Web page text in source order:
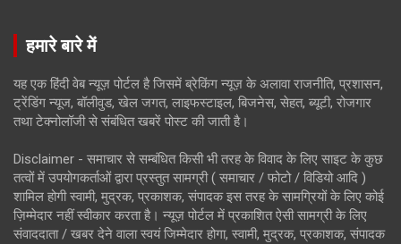
हमारे बारे में
यह एक हिंदी वेब न्यूज़ पोर्टल है जिसमें ब्रेकिंग न्यूज़ के अलावा राजनीति, प्रशासन,
ट्रेंडिंग न्यूज, बॉलीवुड, खेल जगत, लाइफस्टाइल, बिजनेस, सेहत, ब्यूटी, रोजगार
तथा टेक्नोलॉजी से संबंधित खबरें पोस्ट की जाती है।
Disclaimer - समाचार से सम्बंधित किसी भी तरह के विवाद के लिए साइट के कुछ
तत्वों में उपयोगकर्ताओं द्वारा प्रस्तुत सामग्री ( समाचार / फोटो / विडियो आदि )
शामिल होगी स्वामी, मुद्रक, प्रकाशक, संपादक इस तरह के सामग्रियों के लिए कोई
ज़िम्मेदार नहीं स्वीकार करता है। न्यूज़ पोर्टल में प्रकाशित ऐसी सामग्री के लिए
संवाददाता / खबर देने वाला स्वयं जिम्मेदार होगा, स्वामी, मुद्रक, प्रकाशक, संपादक